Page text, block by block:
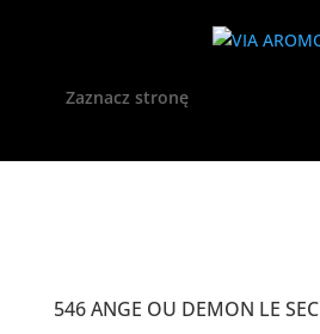
Zaznacz stronę
546 ANGE OU DEMON LE